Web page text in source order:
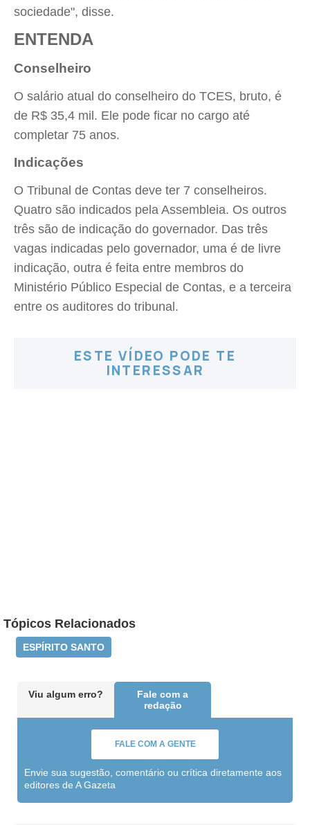
sociedade", disse.
ENTENDA
Conselheiro
O salário atual do conselheiro do TCES, bruto, é
de R$ 35,4 mil. Ele pode ficar no cargo até
completar 75 anos.
Indicações
O Tribunal de Contas deve ter 7 conselheiros.
Quatro são indicados pela Assembleia. Os outros
três são de indicação do governador. Das três
vagas indicadas pelo governador, uma é de livre
indicação, outra é feita entre membros do
Ministério Público Especial de Contas, e a terceira
entre os auditores do tribunal.
ESTE VÍDEO PODE TE
INTERESSAR
Tópicos Relacionados
ESPÍRITO SANTO
Viu algum erro?
Fale com a
redação
FALE COM A GENTE
Envie sua sugestão, comentário ou crítica diretamente aos
editores de A Gazeta